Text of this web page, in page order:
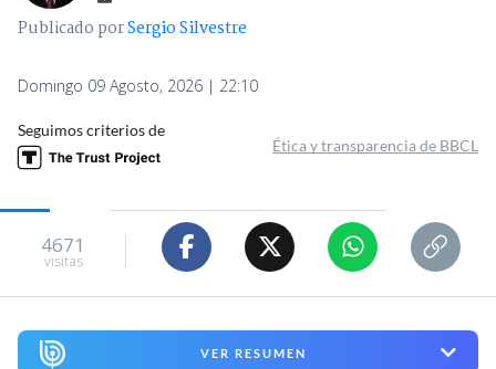
Publicado porSergio Silvestre
Domingo 09 Agosto, 2026 | 22:10
Seguimos criterios de
Ética y transparencia de BBCL
4671
visitas
VER RESUMEN